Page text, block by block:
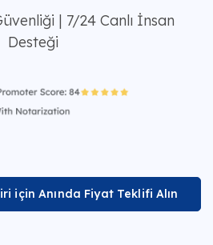
| 7/24 Canlı İnsan
Desteği
için Anında Fiyat Teklifi Alın